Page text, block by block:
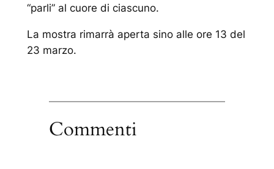
“parli” al cuore di ciascuno.
La mostra rimarrà aperta sino alle ore 13 del
23 marzo.
Commenti